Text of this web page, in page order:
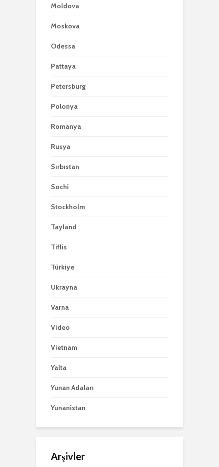
Moldova
Moskova
Odessa
Pattaya
Petersburg
Polonya
Romanya
Rusya
Sırbıstan
Sochi
Stockholm
Tayland
Tiflis
Türkiye
Ukrayna
Varna
Video
Vietnam
Yalta
Yunan Adaları
Yunanistan
Arşivler